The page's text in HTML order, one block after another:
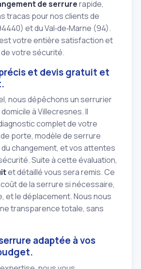
de serrurerapide,
tracas pour nos clients de
et du Val‑de‑Marne (94).
votre entière satisfaction et
votre sécurité.
et devis gratuit et
nous dépêchons un serrurier
à Villecresnes. Il
complet de votre
porte, modèle de serrure
changement, et vos attentes
Suite à cette évaluation,
et détaillé vous sera remis. Ce
de la serrure si nécessaire,
et le déplacement. Nous nous
transparence totale, sans
adaptée à vos